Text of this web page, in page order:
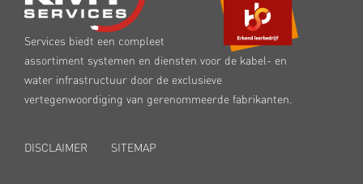
Services biedt een compleet
assortiment systemen en diensten voor de kabel- en
water infrastructuur door de exclusieve
vertegenwoordiging van gerenommeerde fabrikanten.
DISCLAIMER SITEMAP